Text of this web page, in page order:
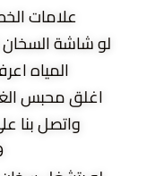
علامات
لو شاشة
المياه
اغلق محبس
واتصل بنا